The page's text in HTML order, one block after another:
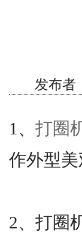
发布者
1、 打圈
作外型美
2、打圈